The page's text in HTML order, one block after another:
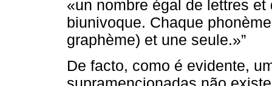
«un nombre égal de lettres
biunivoque. Chaque
graphème) et une seule.»”
De facto, como é evidente,